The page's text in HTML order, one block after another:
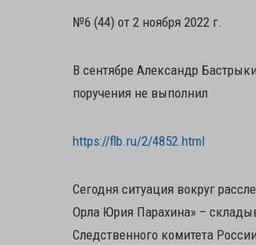
№6 (44) от 2 ноября 2022 г.
В сентябре Александр
поручения не выполнил
https://flb.ru/2/4852.html
Сегодня ситуация вокруг
Орла Юрия Парахина» –
Следственного комитета